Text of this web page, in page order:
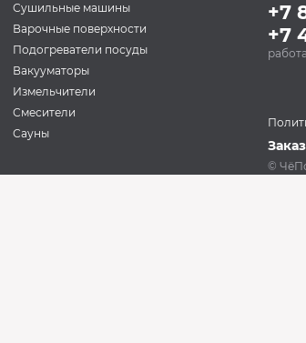
+7
+7
©
Сушильные машины
Варочные поверхности
Подогреватели посуды
Вакууматоры
Измельчители
Смесители
Сауны